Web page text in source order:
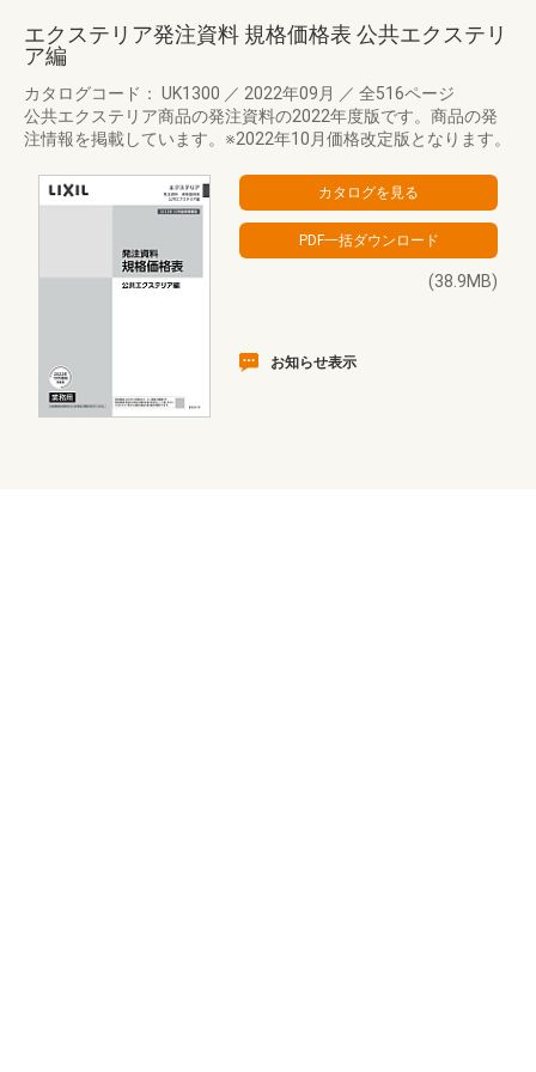
エクステリア発注資料 規格価格表 公共エクステリ
ア編
カタログコード： UK1300 ／ 2022年09月 ／ 全516ページ
公共エクステリア商品の発注資料の2022年度版です。商品の発
注情報を掲載しています。※2022年10月価格改定版となります。
(38.9MB)
お知らせ表示